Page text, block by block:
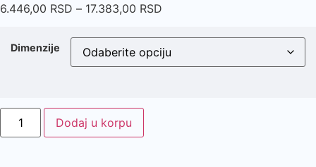
6.446,00 RSD – 17.383,00 RSD
Dimenzije
Dodaj u korpu